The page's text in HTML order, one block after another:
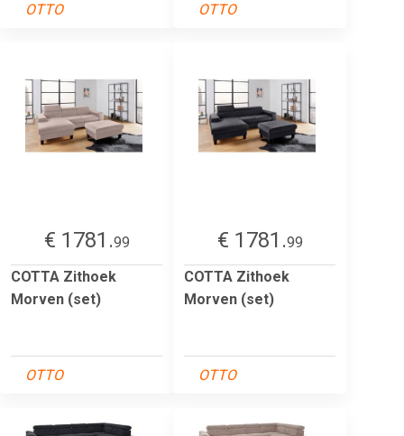
OTTO OTTO
€ 1781.99
COTTA Zithoek
Morven (set)
OTTO
€ 1781.99
COTTA Zithoek
Morven (set)
OTTO